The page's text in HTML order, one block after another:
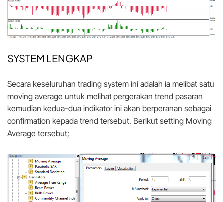
SYSTEM LENGKAP
Secara keseluruhan trading system ini adalah ia melibat satu
moving average untuk melihat pergerakan trend pasaran
kemudian kedua-dua indikator ini akan berperanan sebagai
confirmation kepada trend tersebut. Berikut setting Moving
Average tersebut;